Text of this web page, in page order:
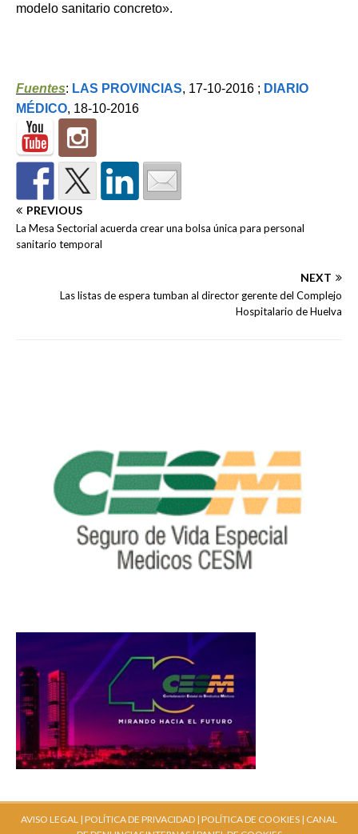
modelo sanitario concreto».
Fuentes: LAS PROVINCIAS, 17-10-2016 ; DIARIO
MÉDICO, 18-10-2016
PREVIOUS
La Mesa Sectorial acuerda crear una bolsa única para personal
sanitario temporal
NEXT
Las listas de espera tumban al director gerente del Complejo
Hospitalario de Huelva
AVISO LEGAL | POLÍTICA DE PRIVACIDAD | POLÍTICA DE COOKIES | CANAL